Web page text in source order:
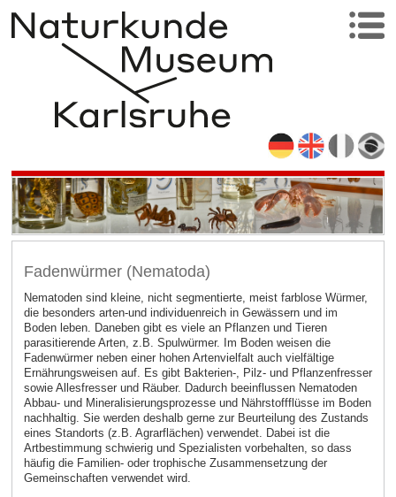
Fadenwürmer (Nematoda)
Nematoden sind kleine, nicht segmentierte, meist farblose Würmer,
die besonders arten-und individuenreich in Gewässern und im
Boden leben. Daneben gibt es viele an Pflanzen und Tieren
parasitierende Arten, z.B. Spulwürmer. Im Boden weisen die
Fadenwürmer neben einer hohen Artenvielfalt auch vielfältige
Ernährungsweisen auf. Es gibt Bakterien-, Pilz- und Pflanzenfresser
sowie Allesfresser und Räuber. Dadurch beeinflussen Nematoden
Abbau- und Mineralisierungsprozesse und Nährstoffflüsse im Boden
nachhaltig. Sie werden deshalb gerne zur Beurteilung des Zustands
eines Standorts (z.B. Agrarflächen) verwendet. Dabei ist die
Artbestimmung schwierig und Spezialisten vorbehalten, so dass
häufig die Familien- oder trophische Zusammensetzung der
Gemeinschaften verwendet wird.